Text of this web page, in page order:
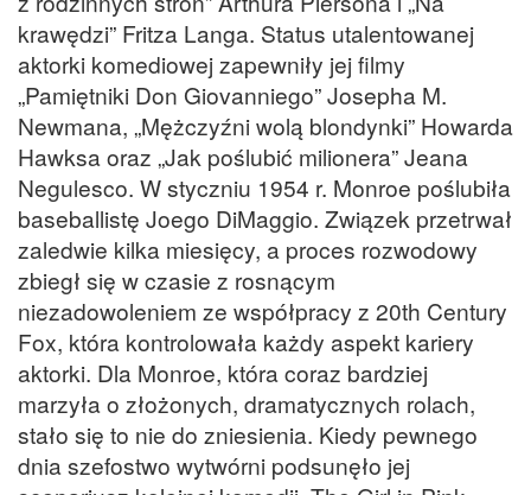
krawędzi” Fritza Langa. Status utalentowanej
aktorki komediowej zapewniły jej filmy
„Pamiętniki Don Giovanniego” Josepha M.
Newmana, „Mężczyźni wolą blondynki” Howarda
Hawksa oraz „Jak poślubić milionera” Jeana
Negulesco. W styczniu 1954 r. Monroe poślubiła
baseballistę Joego DiMaggio. Związek przetrwał
zaledwie kilka miesięcy, a proces rozwodowy
zbiegł się w czasie z rosnącym
niezadowoleniem ze współpracy z 20th Century
Fox, która kontrolowała każdy aspekt kariery
aktorki. Dla Monroe, która coraz bardziej
marzyła o złożonych, dramatycznych rolach,
stało się to nie do zniesienia. Kiedy pewnego
dnia szefostwo wytwórni podsunęło jej